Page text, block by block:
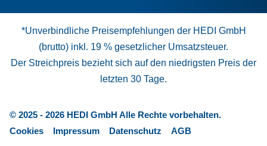
*Unverbindliche Preisempfehlungen der HEDI GmbH
(brutto) inkl. 19 % gesetzlicher Umsatzsteuer.
Der Streichpreis bezieht sich auf den niedrigsten Preis der
letzten 30 Tage.
© 2025 - 2026 HEDI GmbH Alle Rechte vorbehalten.
Cookies
Impressum Datenschutz AGB